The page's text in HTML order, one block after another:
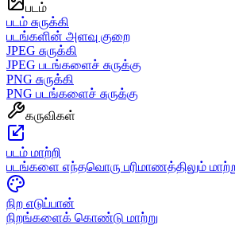
படம்
படம் சுருக்கி
படங்களின் அளவு குறை
JPEG சுருக்கி
JPEG படங்களைச் சுருக்கு
PNG சுருக்கி
PNG படங்களைச் சுருக்கு
கருவிகள்
படம் மாற்றி
படங்களை எந்தவொரு பரிமாணத்திலும்
நிற எடுப்பான்
நிறங்களைக் கொண்டு மாற்று